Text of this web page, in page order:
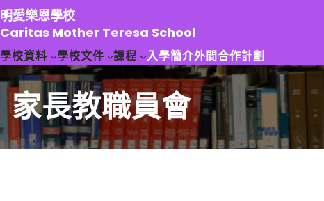
跳
至
主
要
容
明愛樂恩學校
Caritas Mother Teresa School
學校資料 學校文件 課程 入學簡介外間合作計劃
家長教職員會